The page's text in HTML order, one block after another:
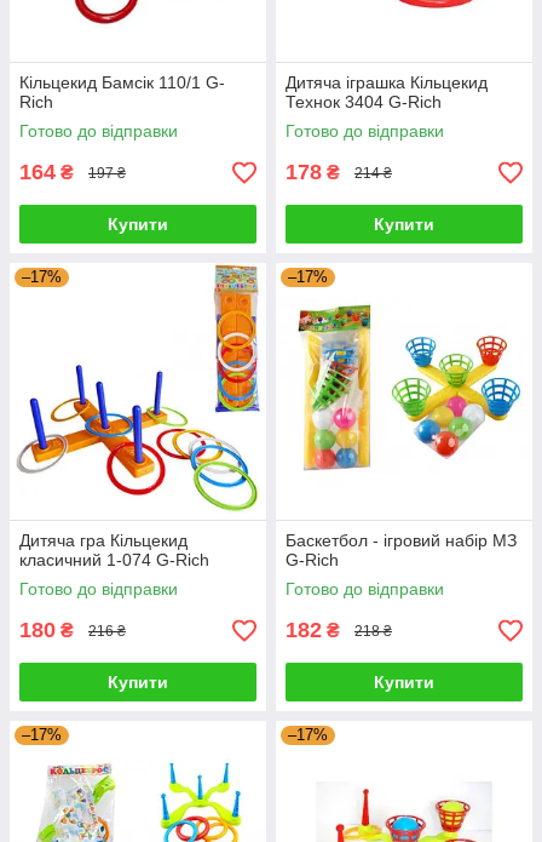
Кільцекид Бамсік 110/1 G-
Rich
Готово до відправки
164 ₴ 197 ₴
Купити
Дитяча іграшка Кільцекид
Технок 3404 G-Rich
Готово до відправки
178 ₴ 214 ₴
Купити
–17%
Дитяча гра Кільцекид
класичний 1-074 G-Rich
Готово до відправки
180 ₴ 216 ₴
Купити
–17%
Баскетбол - ігровий набір МЗ
G-Rich
Готово до відправки
182 ₴ 218 ₴
Купити
–17% –17%